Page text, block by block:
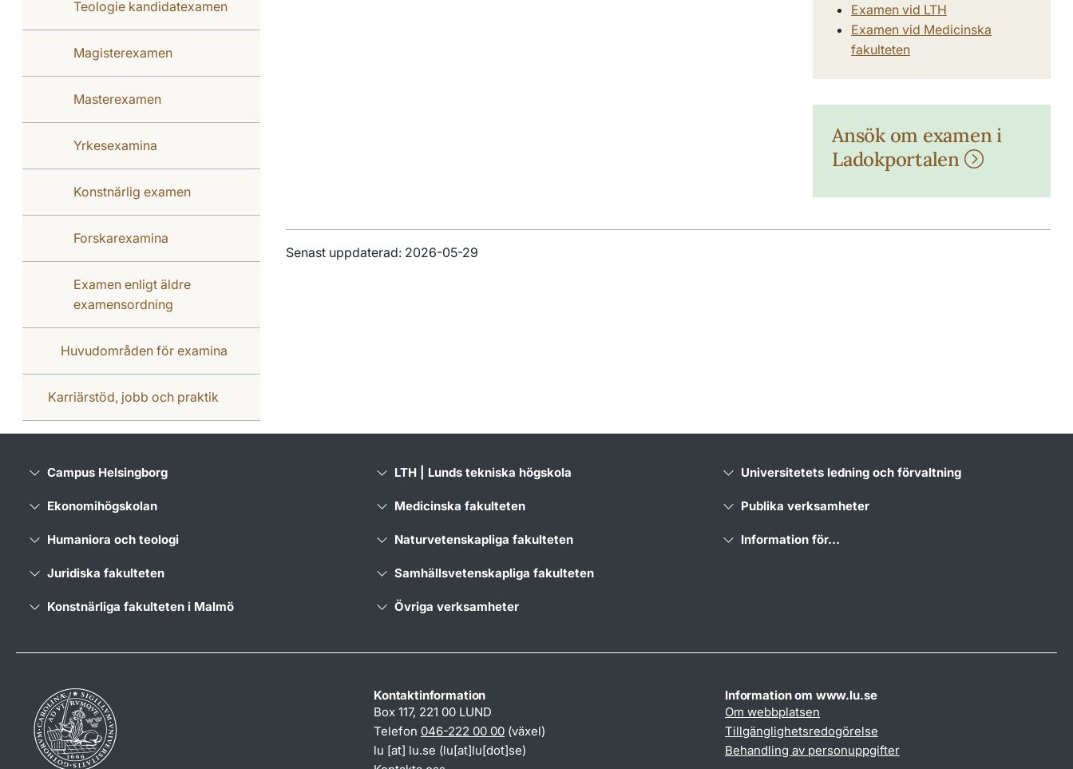
Teologie kandidatexamen
Magisterexamen
Masterexamen
Yrkesexamina
Konstnärlig examen
Forskarexamina
Examen enligt äldre
examensordning
Huvudområden för examina
Karriärstöd, jobb och praktik
Examen vid LTH
Examen vid Medicinska
fakulteten
Ansök om examen i
Ladokportalen
Senast uppdaterad: 2026-05-29
Campus Helsingborg
Ekonomihögskolan
Humaniora och teologi
Juridiska fakulteten
Konstnärliga fakulteten i Malmö
LTH | Lunds tekniska högskola
Medicinska fakulteten
Naturvetenskapliga fakulteten
Samhällsvetenskapliga fakulteten
Övriga verksamheter
Universitetets ledning och förvaltning
Publika verksamheter
Information för...
Kontaktinformation
Box 117, 221 00 LUND
Telefon 046-222 00 00 (växel)
lu [at] lu.se (lu[at]lu[dot]se)
Information om www.lu.se
Om webbplatsen
Tillgänglighetsredogörelse
Behandling av personuppgifter